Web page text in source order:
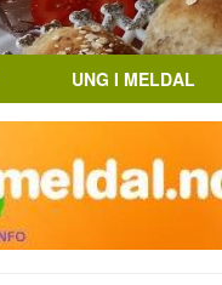
UNG I MELDAL